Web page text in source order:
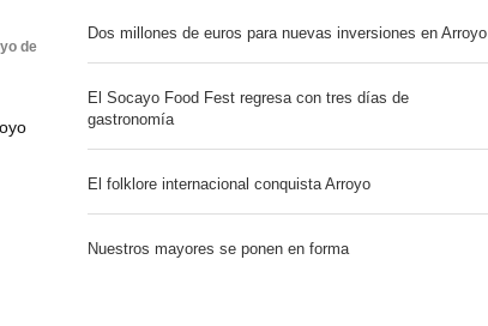
de
Dos millones de euros para nuevas inversiones en Arroyo
El Socayo Food Fest regresa con tres días de
gastronomía
El folklore internacional conquista Arroyo
Nuestros mayores se ponen en forma